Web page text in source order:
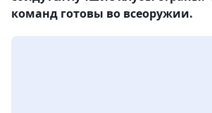
команд готовы во всеоружии.